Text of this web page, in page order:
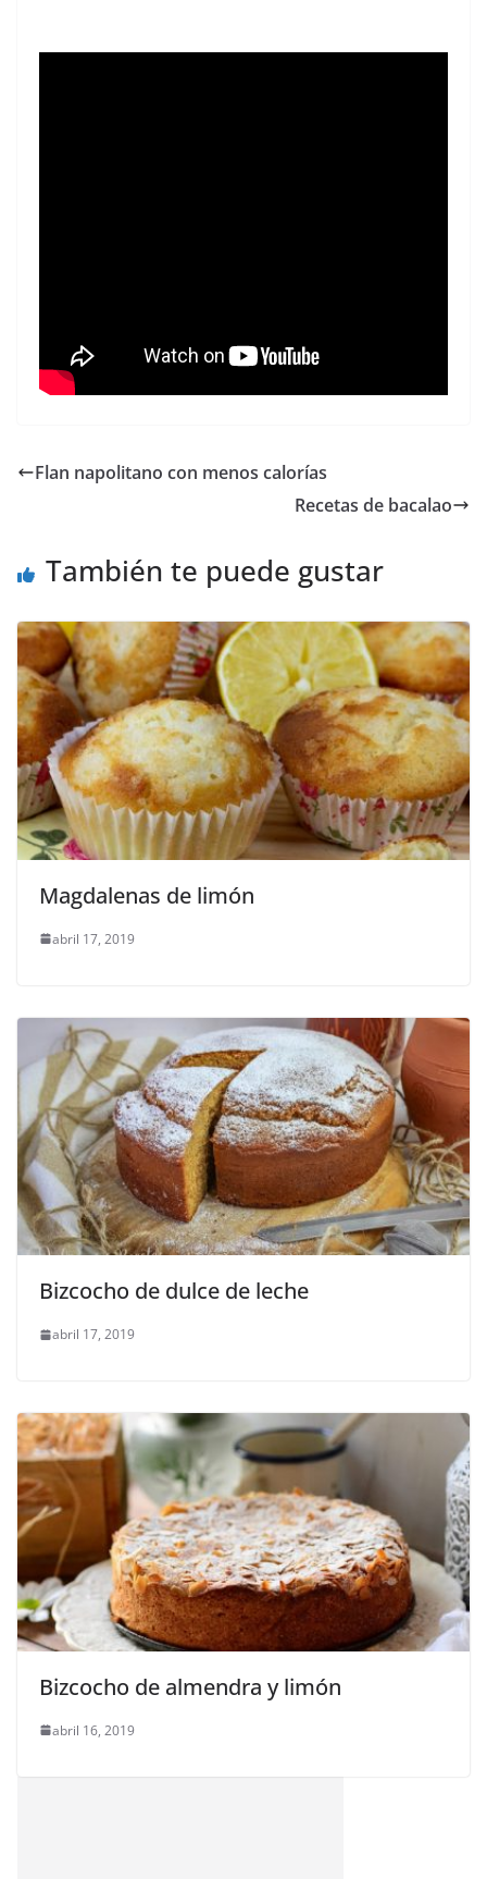
Flan napolitano con menos calorías
Recetas de bacalao
También te puede gustar
Magdalenas de limón
abril 17, 2019
Bizcocho de dulce de leche
abril 17, 2019
Bizcocho de almendra y limón
abril 16, 2019